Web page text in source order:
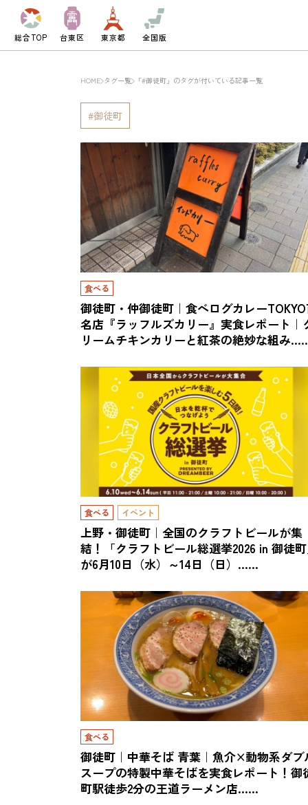
総合TOP 台東区 東京都 全国版
HOME タグ一覧 「#御徒町」のタグが付いている記事一覧
御徒町
食べる
御徒町・仲御徒町｜食べログカレー
名店『ラッフルズカリー』実食レポート｜
リームチキンカリーと紅茶の絶妙な組み
食べる イベント
上野・御徒町｜全国のクラフトビールが集
結！「クラフトビール総選挙2026 in 御徒町
が6月10日（水）～14日（日）……
食べる
御徒町｜中華そば 青葉｜魚介×動物系ダブ
スープの特製中華そばを実食レポート！御
町駅徒歩2分の王道ラーメン店……